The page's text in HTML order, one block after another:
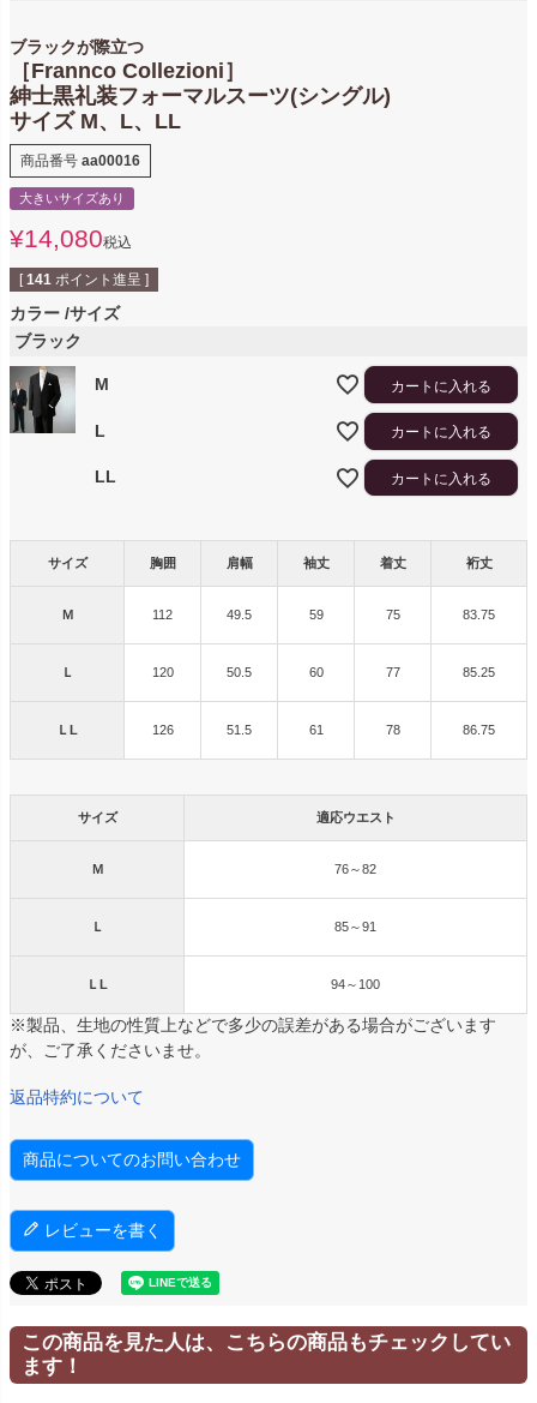
ブラックが際立つ
［Frannco Collezioni］
紳士黒礼装フォーマルスーツ(シングル)
サイズ M、L、LL
商品番号 aa00016
大きいサイズあり
¥14,080税込
[ 141 ポイント進呈 ]
カラー サイズ
ブラック
M カートに入れる
L カートに入れる
LL カートに入れる
サイズ 胸囲 肩幅 袖丈 着丈 裄丈
Ｍ 112 49.5 59 75 83.75
Ｌ 120 50.5 60 77 85.25
ＬL 126 51.5 61 78 86.75
サイズ 適応ウエスト
Ｍ 76～82
Ｌ 85～91
ＬL 94～100
※製品、生地の性質上などで多少の誤差がある場合がございます
が、ご了承くださいませ。
返品特約について
商品についてのお問い合わせ
レビューを書く
この商品を見た人は、こちらの商品もチェックしてい
ます！